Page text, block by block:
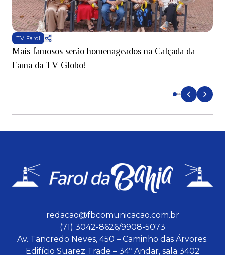
TV Farol
Mais famosos serão homenageados na Calçada da
Fama da TV Globo!
redacao@fbcomunicacao.com.br
(71) 3042-8626/9908-5073
Av. Tancredo Neves, 450 – Caminho das Árvores.
Edifício Suarez Trade – 34º Andar, sala 3402